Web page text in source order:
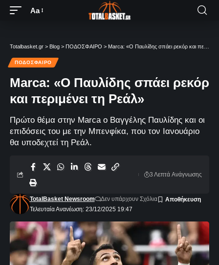
Aa
Totalbasket.gr > Blog > ΠΟΔΟΣΦΑΙΡΟ > Marca: «Ο Παυλίδης σπάει ρεκόρ και περιμένει τη Ρεάλ»
ΠΟΔΟΣΦΑΙΡΟ
Marca: «Ο Παυλίδης σπάει ρεκόρ
και περιμένει τη Ρεάλ»
Πρώτο θέμα στην Marca o Βαγγέλης Παυλίδης και οι
επιδόσεις του με την Μπενφίκα, που τον Ιανουάριο
θα υποδεχτεί τη Ρεάλ.
Τελευταία Ανανέωση: 23/12/2025 19:47
TotalBasket Newsroom Δεν υπάρχουν Σχόλια
3 Λεπτά Aνάγνωσης